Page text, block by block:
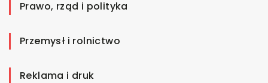
Prawo, rząd i polityka
Przemysł i rolnictwo
Reklama i druk